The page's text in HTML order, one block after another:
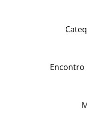
Encontro